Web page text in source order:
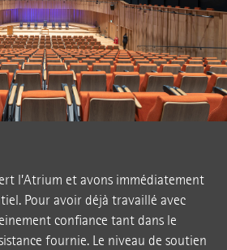
l’Atrium et avons immédiatement
Pour avoir déjà travaillé avec
confiance tant dans le
fournie. Le niveau de soutien